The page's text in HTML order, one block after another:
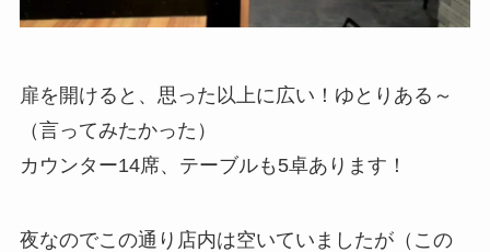
扉を開けると、思った以上に広い！ゆとりある～
（言ってみたかった）
カウンター14席、テーブルも5卓あります！
夜なのでこの通り店内は空いていましたが（この